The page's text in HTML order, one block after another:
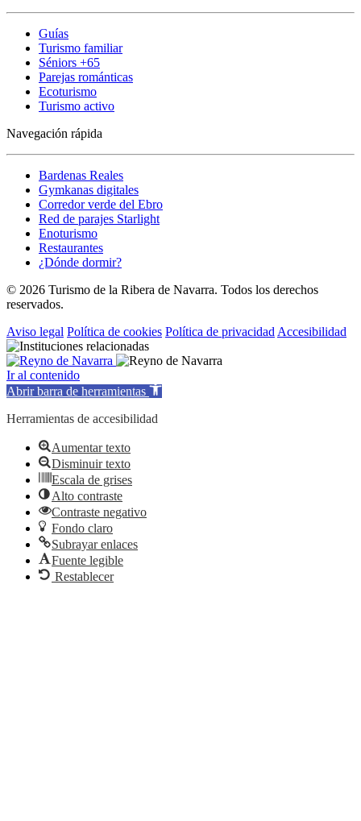
Guías
Turismo familiar
Séniors +65
Parejas románticas
Ecoturismo
Turismo activo
Navegación rápida
Bardenas Reales
Gymkanas digitales
Corredor verde del Ebro
Red de parajes Starlight
Enoturismo
Restaurantes
¿Dónde dormir?
© 2026 Turismo de la Ribera de Navarra. Todos los derechos
reservados.
Aviso legal Política de cookies Política de privacidad Accesibilidad
Ir al contenido
Abrir barra de herramientas
Herramientas de accesibilidad
Aumentar texto
Disminuir texto
Escala de grises
Alto contraste
Contraste negativo
Fondo claro
Subrayar enlaces
Fuente legible
Restablecer